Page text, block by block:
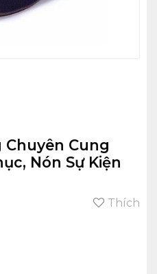
Chuyên Cung
Nón Sự Kiện
Thích